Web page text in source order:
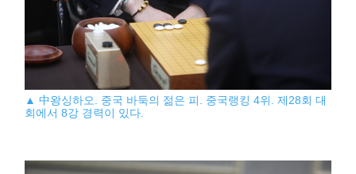
▲ 中왕싱하오. 중국 바둑의 젊은 피. 중국랭킹 4위. 제28회 대
회에서 8강 경력이 있다.